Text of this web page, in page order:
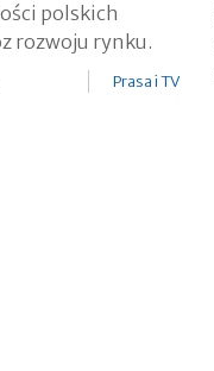
polskich
rozwoju rynku.
Prasa i TV